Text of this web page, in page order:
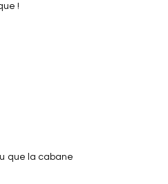
!
que la cabane